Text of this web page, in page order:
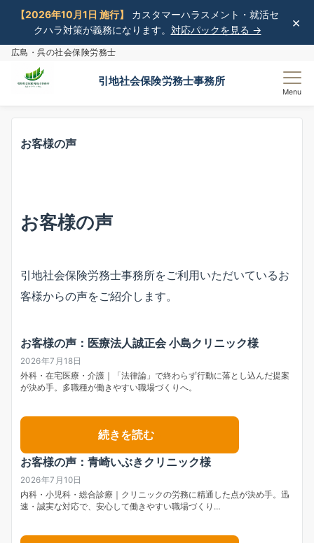
【2026年10月1日 施行】
カスタマーハラスメント・就活セ
クハラ対策が義務になります。 対応パックを見る → ×
広島・呉の社会保険労務士
引地社会保険労務士事務所
Menu
お客様の声
お客様の声
引地社会保険労務士事務所をご利用いただいているお
客様からの声をご紹介します。
お客様の声：医療法人誠正会 小島クリニック様
2026年7月18日
外科・在宅医療・介護｜「法律論」で終わらず行動に落とし込んだ提案
が決め手。多職種が働きやすい職場づくりへ。
続きを読む
お客様の声：青崎いぶきクリニック様
2026年7月10日
内科・小児科・総合診療｜クリニックの労務に精通した点が決め手。迅
速・誠実な対応で、安心して働きやすい職場づくり…